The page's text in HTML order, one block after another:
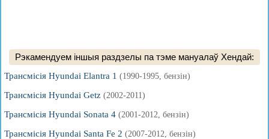
Рэкамендуем іншыя раздзелы па тэме мануалаў Хендай:
Трансмісія Hyundai Elantra 1 (1990-1995, бензін)
Трансмісія Hyundai Getz (2002-2011)
Трансмісія Hyundai Sonata 4 (2001-2012, бензін)
Трансмісія Hyundai Santa Fe 2 (2007-2012, бензін)